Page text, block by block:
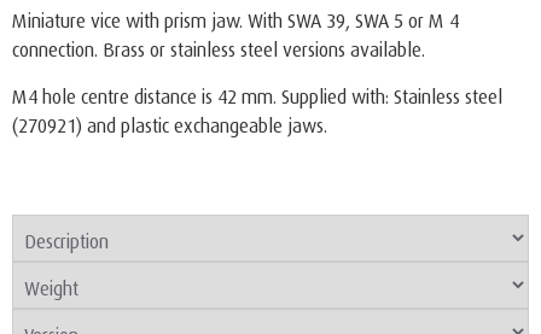
Miniature vice with prism jaw. With SWA 39, SWA 5 or M 4
connection. Brass or stainless steel versions available.
M4 hole centre distance is 42 mm. Supplied with: Stainless steel
(270921) and plastic exchangeable jaws.